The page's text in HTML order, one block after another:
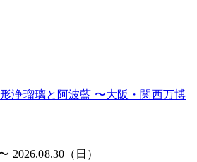
形浄瑠璃と阿波藍 〜大阪・関西万博
2026.08.30（日）